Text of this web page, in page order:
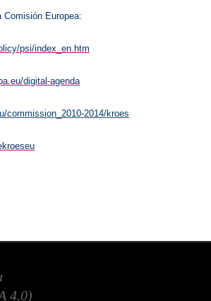
Comisión Europea:
psi/index_en.htm
digital-agenda
commission_2010-2014/kroes
4.0)